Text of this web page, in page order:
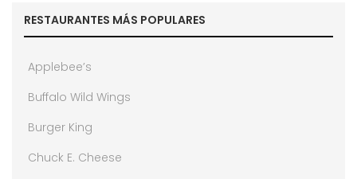
RESTAURANTES MÁS POPULARES
Applebee’s
Buffalo Wild Wings
Burger King
Chuck E. Cheese